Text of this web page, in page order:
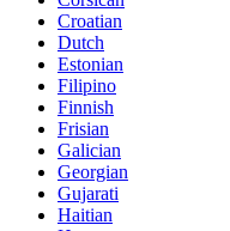
Croatian
Dutch
Estonian
Filipino
Finnish
Frisian
Galician
Georgian
Gujarati
Haitian